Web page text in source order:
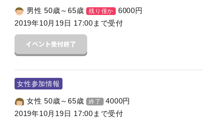
男性 50歳～65歳 残り僅か 6000円
2019年10月19日 17:00まで受付
女性参加情報
女性 50歳～65歳 終了 4000円
2019年10月19日 17:00まで受付